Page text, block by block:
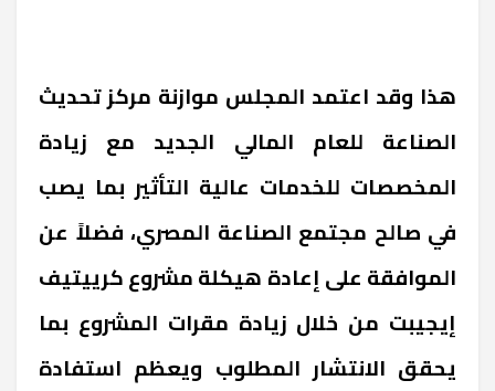
هذا وقد اعتمد المجلس موازنة مركز تحديث
الصناعة للعام المالي الجديد مع زيادة
المخصصات للخدمات عالية التأثير بما يصب
في صالح مجتمع الصناعة المصري، فضلاً عن
الموافقة على إعادة هيكلة مشروع كرييتيف
إيجيبت من خلال زيادة مقرات المشروع بما
يحقق الانتشار المطلوب ويعظم استفادة